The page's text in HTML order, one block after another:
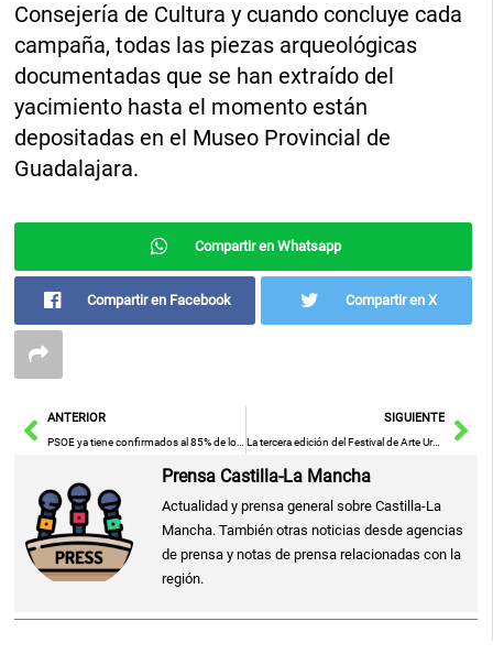
Consejería de Cultura y cuando concluye cada
campaña, todas las piezas arqueológicas
documentadas que se han extraído del
yacimiento hasta el momento están
depositadas en el Museo Provincial de
Guadalajara.
Compartir en Whatsapp
Compartir en Facebook Compartir en X
AntANTERIOR
PSOE ya tiene confirmados al 85% de los candidatos a las alcaldías de la provincia de Toledo
SIGUIENTE
La tercera edición del Festival de Arte Urbano de Iniesta (Cuenca) contará con 9 muralistas y un escultor
Prensa Castilla-La Mancha
Actualidad y prensa general sobre Castilla-La
Mancha. También otras noticias desde agencias
de prensa y notas de prensa relacionadas con la
región.